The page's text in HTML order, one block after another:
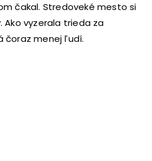
čakal. Stredoveké mesto si
Ako vyzerala trieda za
čoraz menej ľudí.